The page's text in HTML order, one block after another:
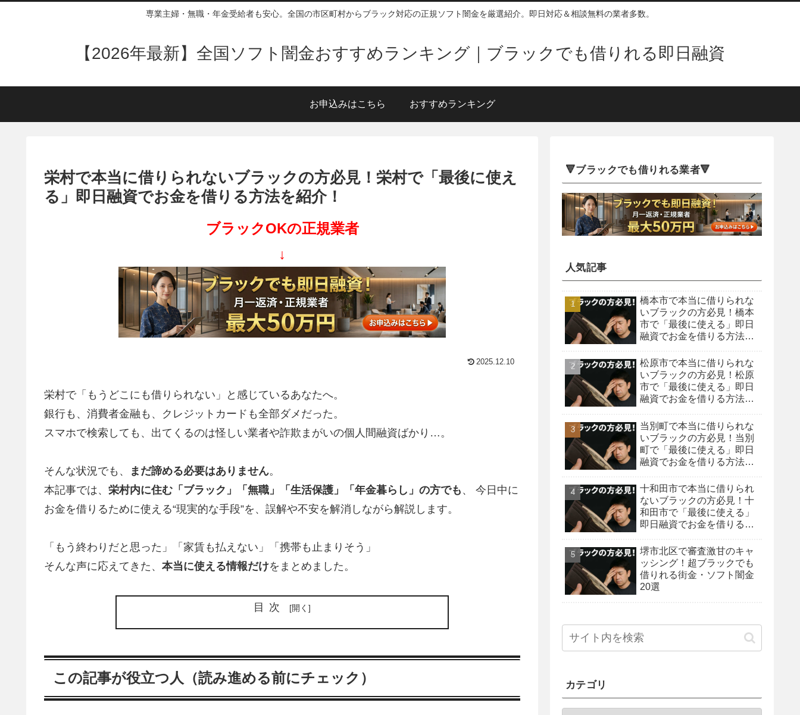
専業主婦・無職・年金受給者も安心。全国の市区町村からブラック対応の正規ソフト闇金を厳選紹介。即日対応＆相談無料の業者多数。
【2026年最新】全国ソフト闇金おすすめランキング｜ブラックでも借りれる即日融資
お申込みはこちら おすすめランキング
栄村で本当に借りられないブラックの方必見！栄村で「最後に使え
る」即日融資でお金を借りる方法を紹介！
ブラックOKの正規業者
↓
2025.12.10
栄村で「もうどこにも借りられない」と感じているあなたへ。
銀行も、消費者金融も、クレジットカードも全部ダメだった。
スマホで検索しても、出てくるのは怪しい業者や詐欺まがいの個人間融資ばかり…。
そんな状況でも、 まだ諦める必要はありません。
本記事では、 栄村内に住む「ブラック」「無職」「生活保護」「年金暮らし」の方でも 、 今日中に
お金を借りるために使える“現実的な手段”を、誤解や不安を解消しながら解説します。
「もう終わりだと思った」「家賃も払えない」「携帯も止まりそう」
そんな声に応えてきた、 本当に使える情報だけをまとめました。
目次
この記事が役立つ人（読み進める前にチェック）
🔻ブラックでも借りれる業者🔻
人気記事
橋本市で本当に借りられな
いブラックの方必見！橋本
市で「最後に使える」即日
融資でお金を借りる方法を
松原市で本当に借りられな
いブラックの方必見！松原
市で「最後に使える」即日
融資でお金を借りる方法を
当別町で本当に借りられな
いブラックの方必見！当別
町で「最後に使える」即日
融資でお金を借りる方法を
十和田市で本当に借りられ
ないブラックの方必見！十
和田市で「最後に使える」
即日融資でお金を借りる方
堺市北区で審査激甘のキャ
ッシング！超ブラックでも
借りれる街金・ソフト闇金
20選
カテゴリ